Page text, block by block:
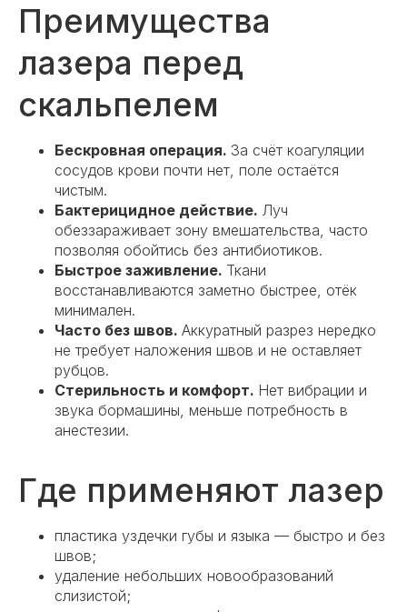
Преимущества
лазера перед
скальпелем
Бескровная операция. За счёт коагуляции
сосудов крови почти нет, поле остаётся
чистым.
Бактерицидное действие. Луч
обеззараживает зону вмешательства, часто
позволяя обойтись без антибиотиков.
Быстрое заживление. Ткани
восстанавливаются заметно быстрее, отёк
минимален.
Часто без швов. Аккуратный разрез нередко
не требует наложения швов и не оставляет
рубцов.
Стерильность и комфорт. Нет вибрации и
звука бормашины, меньше потребность в
анестезии.
Где применяют лазер
пластика уздечки губы и языка — быстро и без
швов;
удаление небольших новообразований
слизистой;